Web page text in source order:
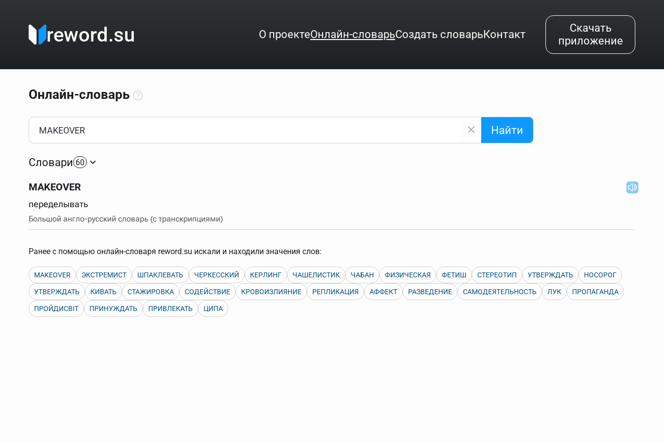
reword.su О проектеОнлайн-словарьСоздать словарьКонтакт
Скачать
приложение
Онлайн-словарь
Как пользоваться онлайн-словарём?
Прежде всего, начните вводить слово, значение которого интересует. Система автоматически подберёт варианты по начальным буквам и покажет их во всплывающем меню.
Если точное написание слова неизвестно (как в кроссворде), неизвестную букву можно заменить подстановочным знаком звёздочкой (*), а несколько неизвестных букв —
Для более сложных случаев существует возможность указывать несколько слов в запросе. Например, если написать в строке запроса "Пушкин поэт" и нажать "Найти", выведутся
В сложных запросах тоже могут присутствовать неизвестные буквы. Например, в кроссворде есть слово "***м***ов", в задании "русский поэт 19 века". Пишем в Reword первым
словом "***м***ов", далее через пробел "поэт". Получается "***м***ов поэт" (без кавычек). Нажимаем "Найти" и получаем статью "Лермонтов" и не только.
Порядок словарей можно изменять, перетаскивая словарь вверх или вниз за прямоугольник слева от названия словаря. Также можно выключать ненужные словари.
Найти
Словари 60
MAKEOVER
переделывать
Большой англо-русский словарь (с транскрипциями)
Ранее с помощью онлайн-словаря reword.su искали и находили значения слов:
MAKEOVER ЭКСТРЕМИСТ ШПАКЛЕВАТЬ ЧЕРКЕССКИЙ КЕРЛИНГ ЧАШЕЛИСТИК ЧАБАН ФИЗИЧЕСКАЯ ФЕТИШ СТЕРЕОТИП УТВЕРЖДАТЬ НОСОРОГ
УТВЕРЖДАТЬ КИВАТЬ СТАЖИРОВКА СОДЕЙСТВИЕ КРОВОИЗЛИЯНИЕ РЕПЛИКАЦИЯ АФФЕКТ РАЗВЕДЕНИЕ САМОДЕЯТЕЛЬНОСТЬ ЛУК ПРОПАГАНДА
ПРОЙДИСВІТ ПРИНУЖДАТЬ ПРИВЛЕКАТЬ ЦИПА